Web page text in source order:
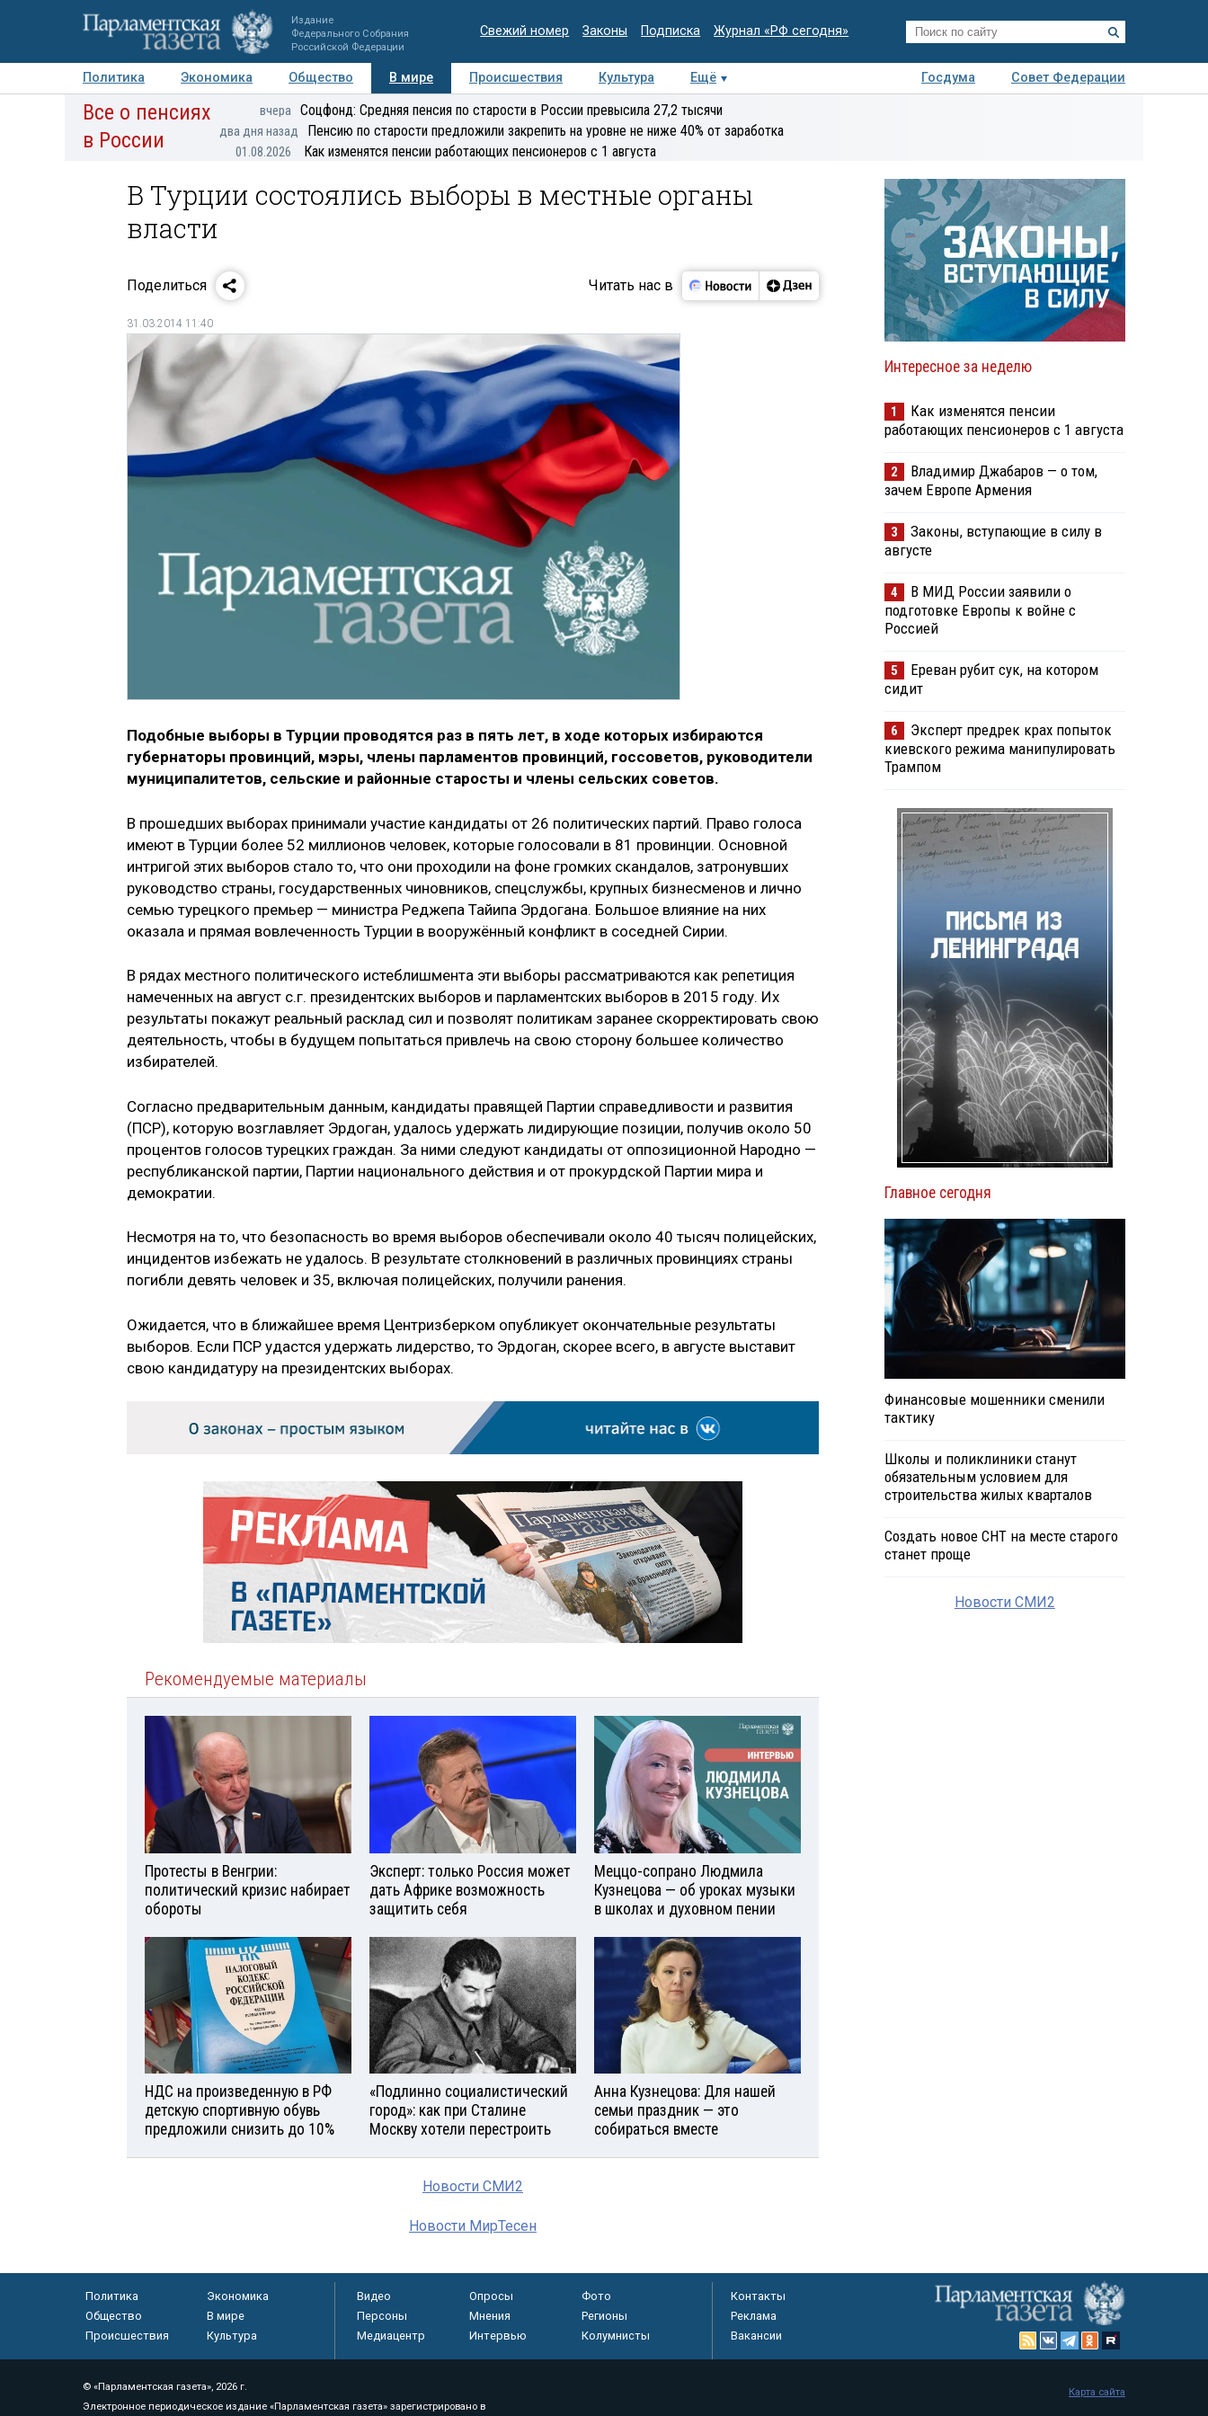
Издание
Федерального Собрания
Российской Федерации
Свежий номер Законы Подписка Журнал «РФ сегодня»
Политика Экономика Общество В мире Происшествия Культура Ещё Госдума
Совет Федерации
Авторы Персоны Мнения Регионы Медиацентр Интервью Колумнисты
экспертиза
Все о пенсиях
в России
вчера Соцфонд: Средняя пенсия по старости в России превысила 27,2 тысячи
два дня назад Пенсию по старости предложили закрепить на уровне не ниже 40% от заработка
01.08.2026 Как изменятся пенсии работающих пенсионеров с 1 августа
В Турции состоялись выборы в местные органы
власти
Поделиться Читать нас в
31.03.2014 11:40
Подобные выборы в Турции проводятся раз в пять лет, в ходе которых избираются
губернаторы провинций, мэры, члены парламентов провинций, госсоветов, руководители
муниципалитетов, сельские и районные старосты и члены сельских советов.
В прошедших выборах принимали участие кандидаты от 26 политических партий. Право голоса
имеют в Турции более 52 миллионов человек, которые голосовали в 81 провинции. Основной
интригой этих выборов стало то, что они проходили на фоне громких скандалов, затронувших
руководство страны, государственных чиновников, спецслужбы, крупных бизнесменов и лично
семью турецкого премьер — министра Реджепа Тайипа Эрдогана. Большое влияние на них
оказала и прямая вовлеченность Турции в вооружённый конфликт в соседней Сирии.
В рядах местного политического истеблишмента эти выборы рассматриваются как репетиция
намеченных на август с.г. президентских выборов и парламентских выборов в 2015 году. Их
результаты покажут реальный расклад сил и позволят политикам заранее скорректировать свою
деятельность, чтобы в будущем попытаться привлечь на свою сторону большее количество
избирателей.
Согласно предварительным данным, кандидаты правящей Партии справедливости и развития
(ПСР), которую возглавляет Эрдоган, удалось удержать лидирующие позиции, получив около 50
процентов голосов турецких граждан. За ними следуют кандидаты от оппозиционной Народно —
республиканской партии, Партии национального действия и от прокурдской Партии мира и
демократии.
Несмотря на то, что безопасность во время выборов обеспечивали около 40 тысяч полицейских,
инцидентов избежать не удалось. В результате столкновений в различных провинциях страны
погибли девять человек и 35, включая полицейских, получили ранения.
Ожидается, что в ближайшее время Центризберком опубликует окончательные результаты
выборов. Если ПСР удастся удержать лидерство, то Эрдоган, скорее всего, в августе выставит
свою кандидатуру на президентских выборах.
Рекомендуемые материалы
Протесты в Венгрии:
политический кризис набирает
обороты
Эксперт: только Россия может
дать Африке возможность
защитить себя
Меццо-сопрано Людмила
Кузнецова — об уроках музыки
в школах и духовном пении
НДС на произведенную в РФ
детскую спортивную обувь
предложили снизить до 10%
«Подлинно социалистический
город»: как при Сталине
Москву хотели перестроить
Анна Кузнецова: Для нашей
семьи праздник — это
собираться вместе
Новости СМИ2
Новости МирТесен
Интересное за неделю
1
Как изменятся пенсии
работающих пенсионеров с 1 августа
2
Владимир Джабаров — о том,
зачем Европе Армения
3
Законы, вступающие в силу в
августе
4
В МИД России заявили о
подготовке Европы к войне с
Россией
5
Ереван рубит сук, на котором
сидит
6
Эксперт предрек крах попыток
киевского режима манипулировать
Трампом
Главное сегодня
Финансовые мошенники сменили
тактику
Школы и поликлиники станут
обязательным условием для
строительства жилых кварталов
Создать новое СНТ на месте старого
станет проще
Новости СМИ2
Политика
Экономика
Общество
В мире
Происшествия
Культура
Видео Опросы
Фото
Персоны
Мнения
Регионы
Медиацентр
Интервью Колумнисты
Контакты
Реклама
Вакансии
© «Парламентская газета», 2026 г.
Электронное периодическое издание «Парламентская газета» зарегистрировано в
Карта сайта